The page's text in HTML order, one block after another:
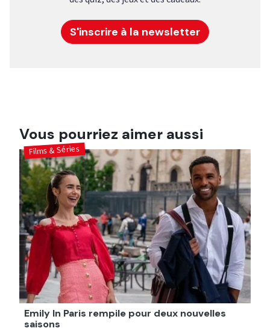
S'inscrire à la newsletter
Vous pourriez aimer aussi
Emily In Paris rempile pour deux nouvelles
saisons
Films & Séries